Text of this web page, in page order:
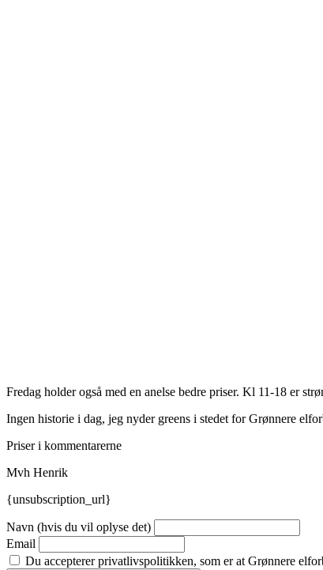
Fredag holder også med en anelse bedre priser. Kl 11-18 er
Ingen historie i dag, jeg nyder greens i stedet for Grønnere
Priser i kommentarerne
Mvh Henrik
{unsubscription_url}
Navn (hvis du vil oplyse det)
Email
Du accepterer privatlivspolitikken, som er at Grønnere